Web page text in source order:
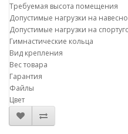
Требуемая высота помещения
Допустимые нагрузки на
Допустимые нагрузки на
Гимнастические кольца
Вид крепления
Вес товара
Гарантия
Файлы
Цвет